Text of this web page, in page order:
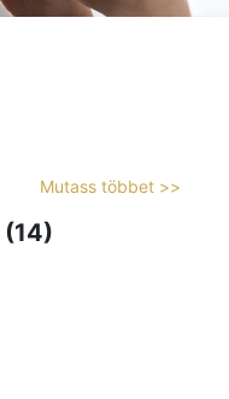
Mutass többet >>
(14)